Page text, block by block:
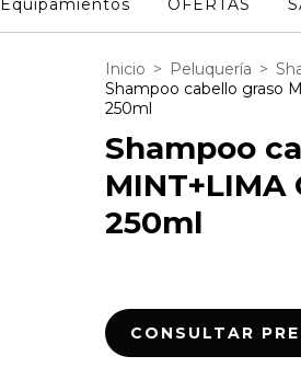
Equipamientos OFERTAS
Inicio > Peluquería >
Shampoo cabello graso
250ml
Shampoo
MINT+LIMA
250ml